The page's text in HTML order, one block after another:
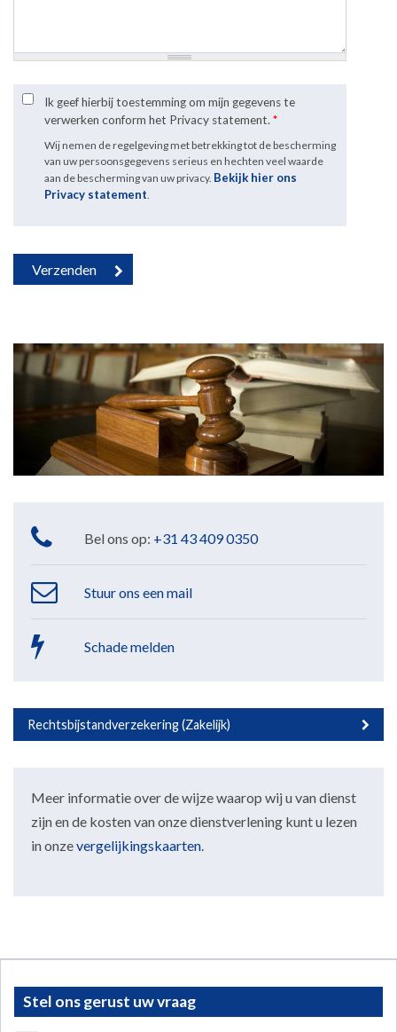
Ik geef hierbij toestemming om mijn gegevens te
verwerken conform het Privacy statement. *
Wij nemen de regelgeving met betrekking tot de bescherming
van uw persoonsgegevens serieus en hechten veel waarde
aan de bescherming van uw privacy. Bekijk hier ons
Privacy statement
Bel ons op: +31 43 409 0350
Stuur ons een mail
Schade melden
Rechtsbijstandverzekering (Zakelijk)
Meer informatie over de wijze waarop wij u van dienst
zijn en de kosten van onze dienstverlening kunt u lezen
in onzevergelijkingskaarten
Stel ons gerust uw vraag